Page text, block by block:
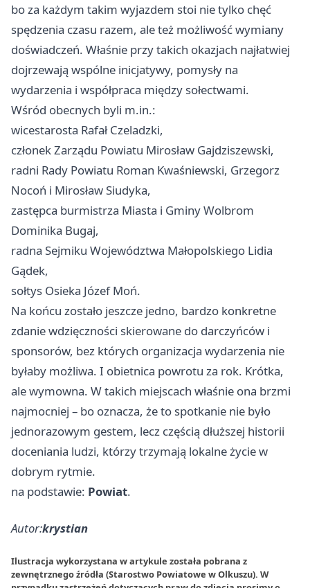
bo za każdym takim wyjazdem stoi nie tylko chęć
spędzenia czasu razem, ale też możliwość wymiany
doświadczeń. Właśnie przy takich okazjach najłatwiej
dojrzewają wspólne inicjatywy, pomysły na
wydarzenia i współpraca między sołectwami.
Wśród obecnych byli m.in.:
wicestarosta Rafał Czeladzki,
członek Zarządu Powiatu Mirosław Gajdziszewski,
radni Rady Powiatu Roman Kwaśniewski, Grzegorz
Nocoń i Mirosław Siudyka,
zastępca burmistrza Miasta i Gminy Wolbrom
Dominika Bugaj,
radna Sejmiku Województwa Małopolskiego Lidia
Gądek,
sołtys Osieka Józef Moń.
Na końcu zostało jeszcze jedno, bardzo konkretne
zdanie wdzięczności skierowane do darczyńców i
sponsorów, bez których organizacja wydarzenia nie
byłaby możliwa. I obietnica powrotu za rok. Krótka,
ale wymowna. W takich miejscach właśnie ona brzmi
najmocniej – bo oznacza, że to spotkanie nie było
jednorazowym gestem, lecz częścią dłuższej historii
doceniania ludzi, którzy trzymają lokalne życie w
dobrym rytmie.
na podstawie: Powiat.
Autor:krystian
Ilustracja wykorzystana w artykule została pobrana z
zewnętrznego źródła (Starostwo Powiatowe w Olkuszu). W